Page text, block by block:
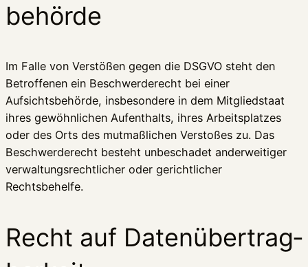
behörde
Im Falle von Verstößen gegen die DSGVO steht den
Betroffenen ein Beschwerderecht bei einer
Aufsichtsbehörde, insbesondere in dem Mitgliedstaat
ihres gewöhnlichen Aufenthalts, ihres Arbeitsplatzes
oder des Orts des mutmaßlichen Verstoßes zu. Das
Beschwerderecht besteht unbeschadet anderweitiger
verwaltungsrechtlicher oder gerichtlicher
Rechtsbehelfe.
Recht auf Daten­übertrag­